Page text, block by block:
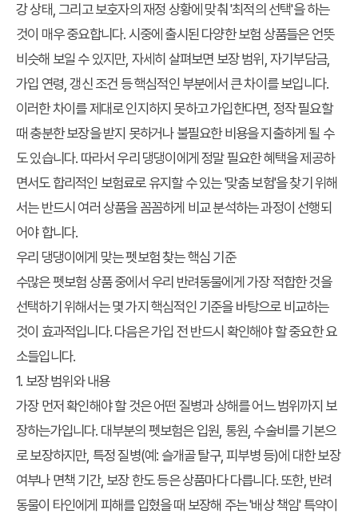
강 상태, 그리고 보호자의 재정 상황에 맞춰 '최적의 선택'을 하는
것이 매우 중요합니다. 시중에 출시된 다양한 보험 상품들은 언뜻
비슷해 보일 수 있지만, 자세히 살펴보면 보장 범위, 자기부담금,
가입 연령, 갱신 조건 등 핵심적인 부분에서 큰 차이를 보입니다.
이러한 차이를 제대로 인지하지 못하고 가입한다면, 정작 필요할
때 충분한 보장을 받지 못하거나 불필요한 비용을 지출하게 될 수
도 있습니다. 따라서 우리 댕댕이에게 정말 필요한 혜택을 제공하
면서도 합리적인 보험료로 유지할 수 있는 '맞춤 보험'을 찾기 위해
서는 반드시 여러 상품을 꼼꼼하게 비교 분석하는 과정이 선행되
어야 합니다.
우리 댕댕이에게 맞는 펫보험 찾는 핵심 기준
수많은 펫보험 상품 중에서 우리 반려동물에게 가장 적합한 것을
선택하기 위해서는 몇 가지 핵심적인 기준을 바탕으로 비교하는
것이 효과적입니다. 다음은 가입 전 반드시 확인해야 할 중요한 요
소들입니다.
1. 보장 범위와 내용
가장 먼저 확인해야 할 것은 어떤 질병과 상해를 어느 범위까지 보
장하는가입니다. 대부분의 펫보험은 입원, 통원, 수술비를 기본으
로 보장하지만, 특정 질병(예: 슬개골 탈구, 피부병 등)에 대한 보장
여부나 면책 기간, 보장 한도 등은 상품마다 다릅니다. 또한, 반려
동물이 타인에게 피해를 입혔을 때 보장해 주는 '배상 책임' 특약이